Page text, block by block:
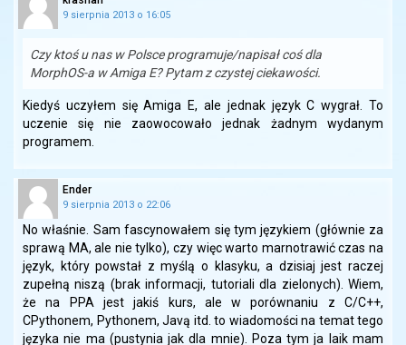
9 sierpnia 2013 o 16:05
Czy ktoś u nas w Polsce programuje/napisał coś dla
MorphOS-a w Amiga E? Pytam z czystej ciekawości.
Kiedyś uczyłem się Amiga E, ale jednak język C wygrał. To
uczenie się nie zaowocowało jednak żadnym wydanym
programem.
Ender
9 sierpnia 2013 o 22:06
No właśnie. Sam fascynowałem się tym językiem (głównie za
sprawą MA, ale nie tylko), czy więc warto marnotrawić czas na
język, który powstał z myślą o klasyku, a dzisiaj jest raczej
zupełną niszą (brak informacji, tutoriali dla zielonych). Wiem,
że na PPA jest jakiś kurs, ale w porównaniu z C/C++,
CPythonem, Pythonem, Javą itd. to wiadomości na temat tego
języka nie ma (pustynia jak dla mnie). Poza tym ja laik mam